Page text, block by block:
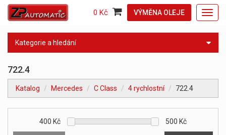
VÝMĚNA OLEJE
0 Kč
Kategorie a hledání
722.4
Katalog Mercedes C Class 4 rychlostní 722.4
400 Kč 500 Kč